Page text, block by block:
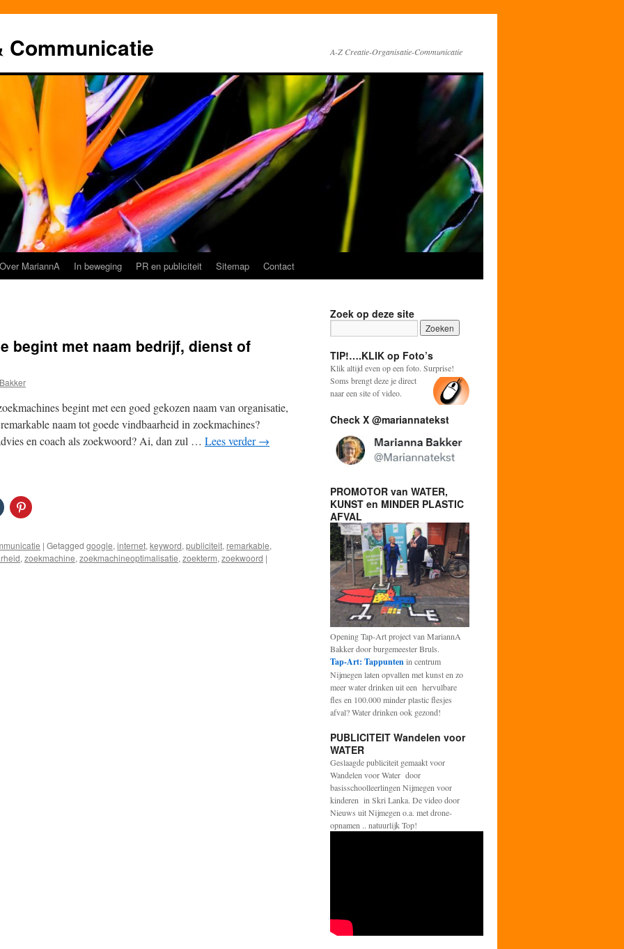
Communicatie A-Z Creatie-Organisatie-Communicatie
Over MariannA In beweging PR en publiciteit Sitemap Contact
begint met naam bedrijf, dienst of
begint met een goed gekozen naam van organisatie,
naam tot goede vindbaarheid in zoekmachines?
en coach als zoekwoord? Ai, dan zul … Lees verder→
| Getagged google, internet, keyword, publiciteit, remarkable,
, zoekmachine, zoekmachineoptimalisatie, zoekterm, zoekwoord |
Zoek op deze site
TIP!….KLIK op Foto’s
Klik altijd even op een foto. Surprise!
Soms brengt deze je direct
naar een site of video.
Check X @mariannatekst
PROMOTOR van WATER,
KUNST en MINDER PLASTIC
AFVAL
Opening Tap-Art project van MariannA
Bakker door burgemeester Bruls.
Tap-Art: Tappuntenin centrum
Nijmegen laten opvallen met kunst en zo
meer water drinken uit een hervulbare
fles en 100.000 minder plastic flesjes
afval? Water drinken ook gezond!
PUBLICITEIT Wandelen voor
WATER
Geslaagde publiciteit gemaakt voor
Wandelen voor Water door
basisschoolleerlingen Nijmegen voor
kinderen in Skri Lanka. De video door
Nieuws uit Nijmegen o.a. met drone-
opnamen .. natuurlijk Top!